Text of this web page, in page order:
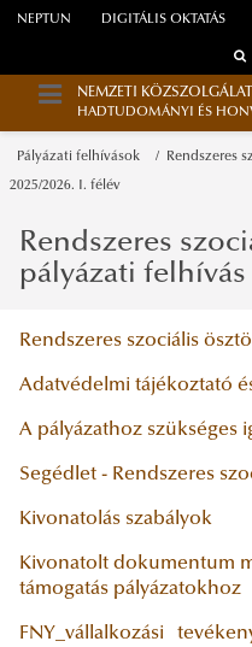
NEPTUN DIGITÁLIS OKTATÁS
NEMZETI
HADTUDOMÁNYI ÉS
Pályázati felhívások Rendszeres
2025/2026. I. félév
Rendszeres
pályázati felhívás
Rendszeres szociális
Adatvédelmi tájékoztató
A pályázathoz szükséges
Segédlet - Rendszeres
Kivonatolás szabályok
Kivonatolt dokumentum
támogatás pályázatokhoz
FNY_vállalkozási